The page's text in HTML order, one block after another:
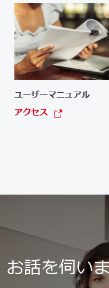
ユーザーマニュアル
アクセス
お話を伺い